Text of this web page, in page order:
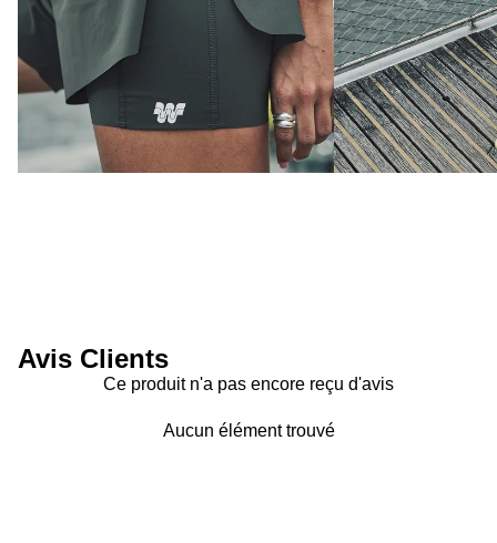
Avis Clients
Ce produit n'a pas encore reçu d'avis
Aucun élément trouvé